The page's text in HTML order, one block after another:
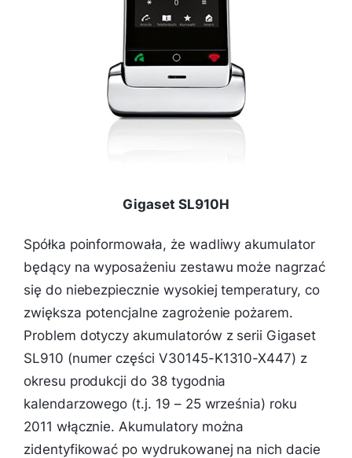
Gigaset SL910H
Spółka poinformowała, że wadliwy akumulator
będący na wyposażeniu zestawu może nagrzać
się do niebezpiecznie wysokiej temperatury, co
zwiększa potencjalne zagrożenie pożarem.
Problem dotyczy akumulatorów z serii Gigaset
SL910 (numer części V30145-K1310-X447) z
okresu produkcji do 38 tygodnia
kalendarzowego (t.j. 19 – 25 września) roku
2011 włącznie. Akumulatory można
zidentyfikować po wydrukowanej na nich dacie